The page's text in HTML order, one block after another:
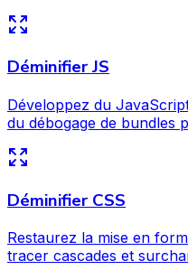
Déminifier JS
Développez du
du débogage de bundles
Déminifier CSS
Restaurez la mise en
tracer cascades et